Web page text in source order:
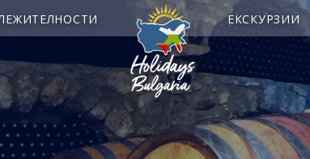
ЕКСКУРЗИИ